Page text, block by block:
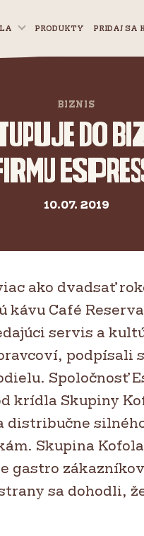
PRODUKTY PRIDAJ SA
BIZNIS
do
10.07. 2019
ako dvadsať
Café
servis a
podpísali
Spoločnosť
krídla Skupiny
distribučne
Skupina
gastro
sa dohodli,